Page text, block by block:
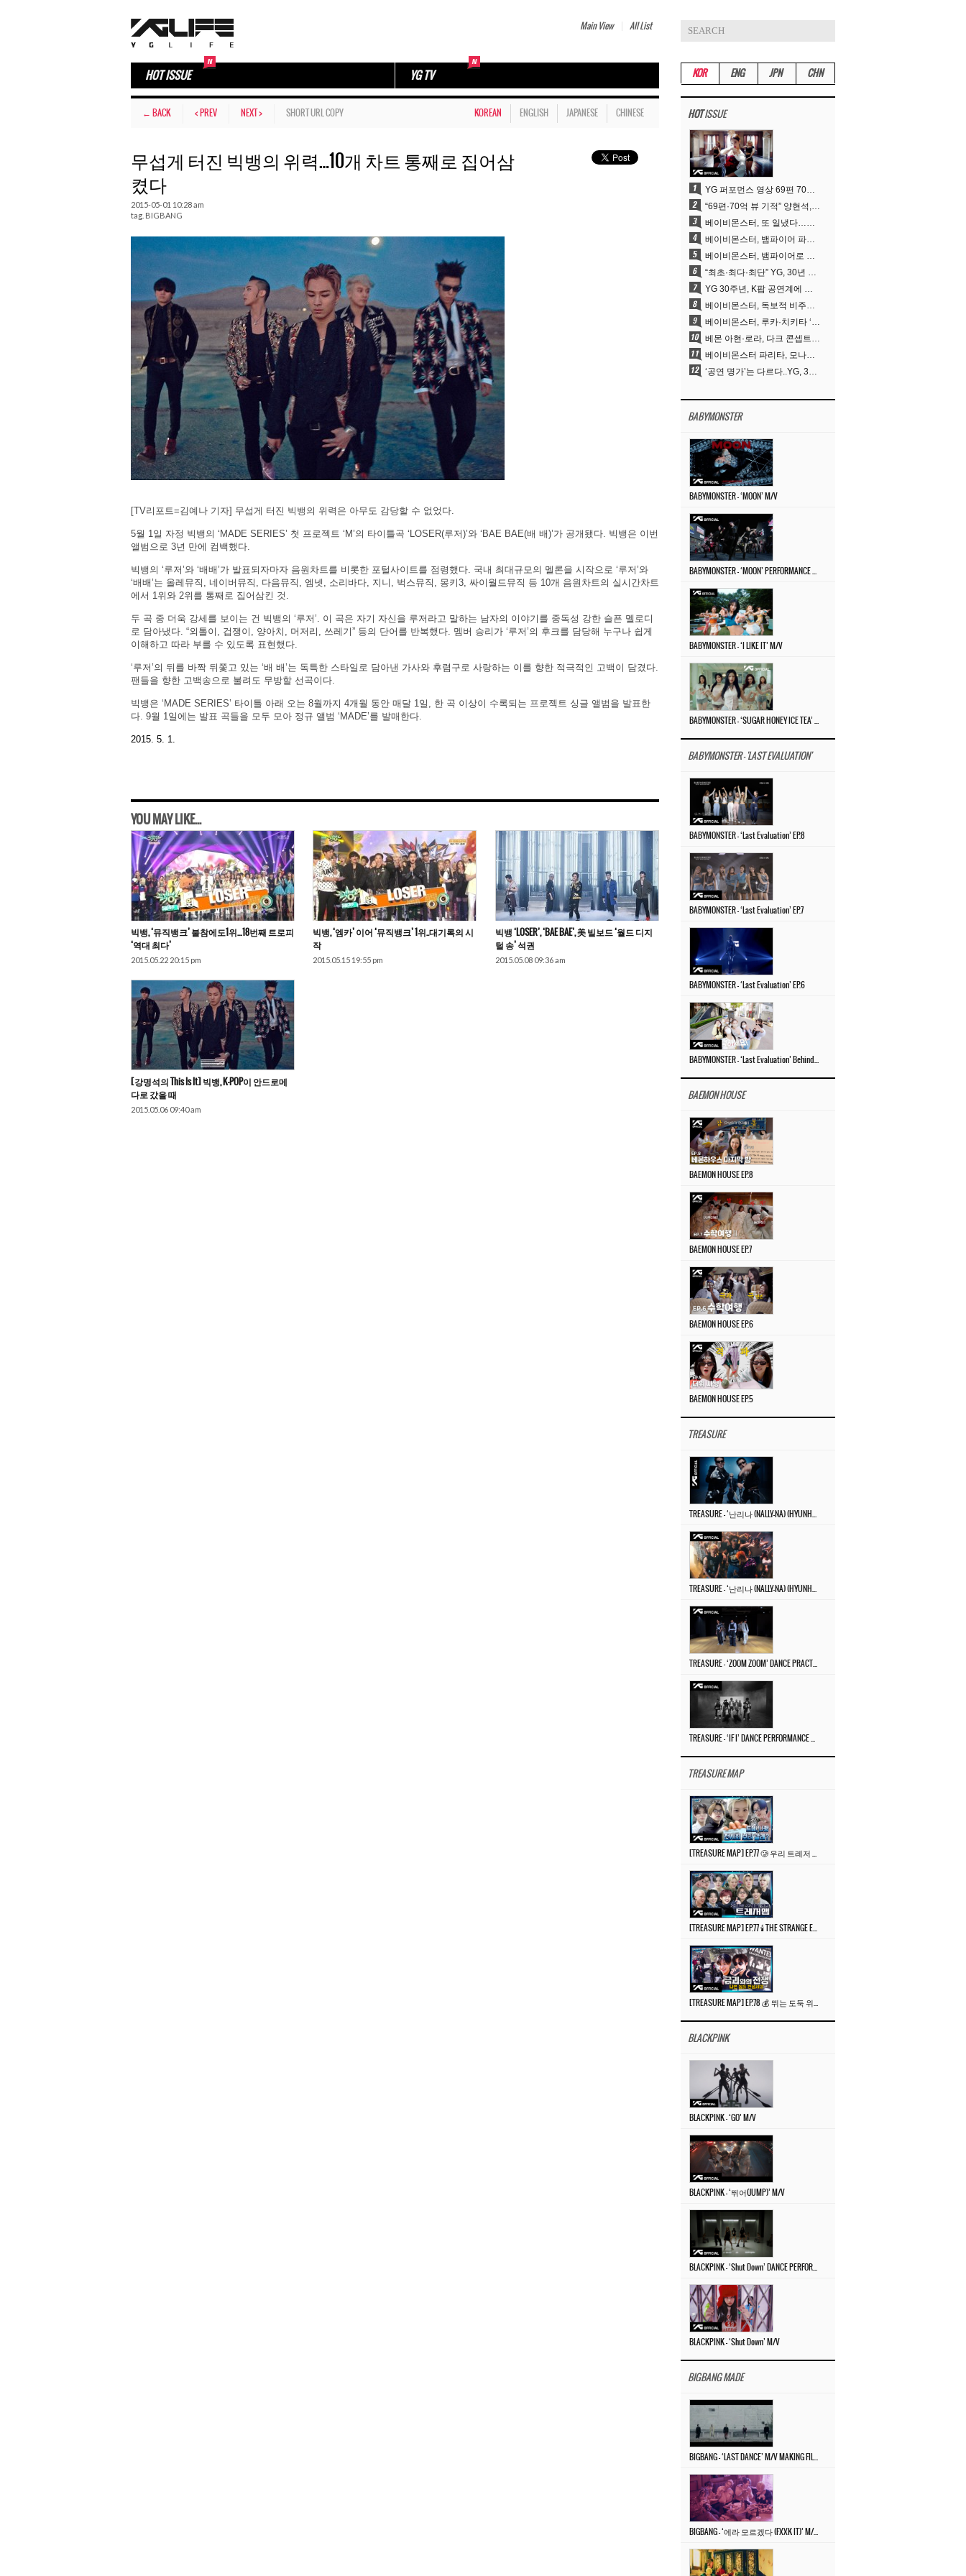
Main View All List
HOT ISSUE YG TV
← BACK < PREV NEXT > SHORT URL COPY KOREAN ENGLISH JAPANESE CHINESE
무섭게 터진 빅뱅의 위력…10개 차트 통째로 집어삼
켰다
2015-05-01 10:28 am
tag. BIGBANG
[TV리포트=김예나 기자] 무섭게 터진 빅뱅의 위력은 아무도 감당할 수 없었다.
5월 1일 자정 빅뱅의 ‘MADE SERIES’ 첫 프로젝트 ‘M’의 타이틀곡 ‘LOSER(루저)’와 ‘BAE BAE(배 배)’가 공개됐다. 빅뱅은 이번
앨범으로 3년 만에 컴백했다.
빅뱅의 ‘루저’와 ‘배배’가 발표되자마자 음원차트를 비롯한 포털사이트를 점령했다. 국내 최대규모의 멜론을 시작으로 ‘루저’와
‘배배’는 올레뮤직, 네이버뮤직, 다음뮤직, 엠넷, 소리바다, 지니, 벅스뮤직, 몽키3, 싸이월드뮤직 등 10개 음원차트의 실시간차트
에서 1위와 2위를 통째로 집어삼킨 것.
두 곡 중 더욱 강세를 보이는 건 빅뱅의 ‘루저’. 이 곡은 자기 자신을 루저라고 말하는 남자의 이야기를 중독성 강한 슬픈 멜로디
로 담아냈다. “외톨이, 겁쟁이, 양아치, 머저리, 쓰레기” 등의 단어를 반복했다. 멤버 승리가 ‘루저’의 후크를 담당해 누구나 쉽게
이해하고 따라 부를 수 있도록 표현했다.
‘루저’의 뒤를 바짝 뒤쫓고 있는 ‘배 배’는 독특한 스타일로 담아낸 가사와 후렴구로 사랑하는 이를 향한 적극적인 고백이 담겼다.
팬들을 향한 고백송으로 불려도 무방할 선곡이다.
빅뱅은 ‘MADE SERIES’ 타이틀 아래 오는 8월까지 4개월 동안 매달 1일, 한 곡 이상이 수록되는 프로젝트 싱글 앨범을 발표한
다. 9월 1일에는 발표 곡들을 모두 모아 정규 앨범 ‘MADE’를 발매한다.
2015. 5. 1.
YOU MAY LIKE...
빅뱅, ‘뮤직뱅크’ 불참에도1위…18번째 트로피
‘역대 최다’
2015.05.22 20:15 pm
빅뱅, ‘엠카’ 이어 ‘뮤직뱅크’ 1위..대기록의 시
작
2015.05.15 19:55 pm
빅뱅 ‘LOSER’, ‘BAE BAE’, 美 빌보드 ‘월드 디지
털 송’ 석권
2015.05.08 09:36 am
[강명석의 This Is It] 빅뱅, K-POP이 안드로메
다로 갔을 때
2015.05.06 09:40 am
KOR ENG JPN CHN
HOTISSUE
YG 퍼포먼스 영상 69편 70억뷰…양현석 제작 철학 통했다
“69편·70억 뷰 기적” 양현석, YG 퍼포먼스 비디오 100% 직접 만든 이유
베이비몬스터, 또 일냈다…유튜브 월드와이드 1위
베이비몬스터, 뱀파이어 파격 변신..유튜브 트렌딩 1위 직행
베이비몬스터, 뱀파이어로 변신…‘MOON’으로 찍은 3개월 프로젝트
“최초·최다·최단” YG, 30년 뚝심이 빚어낸 K팝 투어의 새 지평
YG 30주년, K팝 공연계에 어떤 것을 남겼나
베이비몬스터, 독보적 비주얼과 압도적 소화력..’MOON’
베이비몬스터, 루카·치키타 ‘문’ 비주얼 공개…절제된 카리스마·유니크 비주얼
베몬 아현·로라, 다크 콘셉트 완벽 소화…’문’ 비주얼 포토 공개
베이비몬스터 파리타, 모나리자 눈썹도 완벽 소화‥아사와 강렬 아우라
‘공연 명가’는 다르다..YG, 30년간 축적해 온 ‘경험하는 음악’의 힘
BABYMONSTER
BABYMONSTER – ‘MOON’ M/V
BABYMONSTER – ‘I LIKE IT’ M/V
BABYMONSTER - 'LAST EVALUATION'
BABYMONSTER – ‘Last Evaluation’ EP.8
BABYMONSTER – ‘Last Evaluation’ EP.7
BABYMONSTER – ‘Last Evaluation’ EP.6
BAEMON HOUSE
BAEMON HOUSE EP.8
BAEMON HOUSE EP.7
BAEMON HOUSE EP.6
BAEMON HOUSE EP.5
TREASURE
TREASURE MAP
BLACKPINK
BLACKPINK – ‘GO’ M/V
BLACKPINK – ‘뛰어(JUMP)’ M/V
BLACKPINK – ‘Shut Down’ M/V
BIGBANG MADE